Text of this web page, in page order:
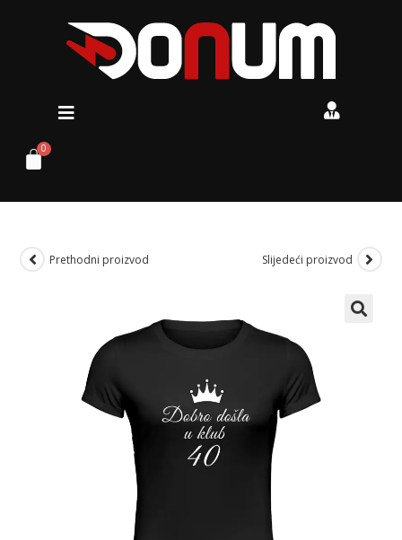
Prethodni proizvod Slijedeći proizvod